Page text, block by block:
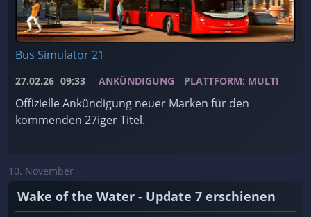
Bus Simulator 21
27.02.26 09:33 ANKÜNDIGUNG PLATTFORM: MULTI
Offizielle Ankündigung neuer Marken für den
kommenden 27iger Titel.
10. November
Wake of the Water - Update 7 erschienen